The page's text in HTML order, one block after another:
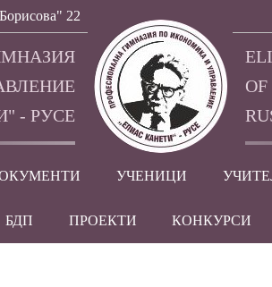
22
- РУСЕ
УЧЕНИЦИ
БДП ПРОЕКТИ КОНКУРСИ